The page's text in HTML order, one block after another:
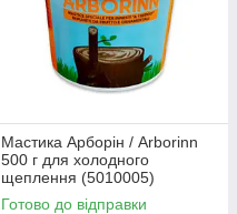
Мастика Арборін / Arborinn
500 г для холодного
щеплення (5010005)
AgriChem Італія
Готово до відправки